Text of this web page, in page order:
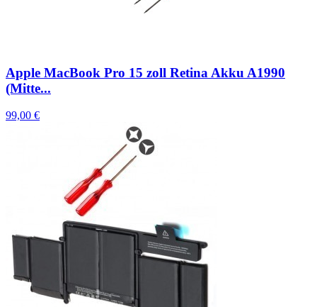
Apple MacBook Pro 15 zoll Retina Akku A1990
(Mitte...
99,00 €